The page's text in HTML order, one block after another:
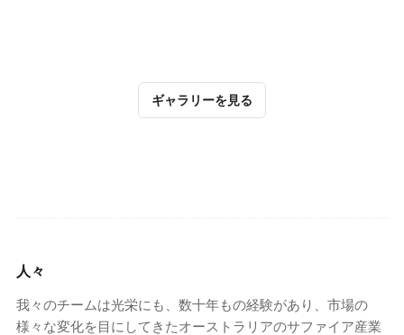
ギャラリーを見る
人々
我々のチームは光栄にも、数十年もの経験があり、市場の
様々な変化を目にしてきたオーストラリアのサファイア産業